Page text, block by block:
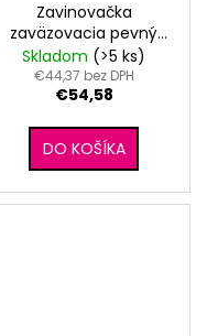
Zavinovačka
zaväzovacia pevný
chrbát ANGEL -
Outlast® - myšky
Skladom (>5 ks)
€44,37 bez DPH
€54,58
DO KOŠÍKA